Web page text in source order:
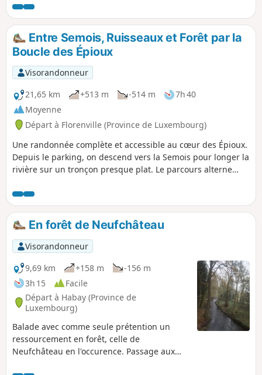
son dénivelé positif, l’itinéraire alterne montées soutenues
et passages plus roulants, offrant de beaux points de vue
sur la vallée. On croise aussi quelques sculptures insolites
en chemin, qui ajoutent une touche artistique à cette
immersion nature.
Entre Semois, Ruisseaux et Forêt par la
Boucle des Épioux
Visorandonneur
21,65 km
+513 m -514 m
7h 40
Moyenne
Départ à Florenville (Province de Luxembourg)
Une randonnée complète et accessible au cœur des Épioux.
Depuis le parking, on descend vers la Semois pour longer la
rivière sur un tronçon presque plat. Le parcours alterne
montées, notamment vers le château des Épioux et les
hauteurs boisées. On redescend vers la Semois à travers les
arbres, on suit des ruisseaux de plus en plus moussus,
avant de rejoindre la Vanne des Moines et de grimper vers
la Roche du Chat.
En forêt de Neufchâteau
Visorandonneur
9,69 km
+158 m
-156 m
3h 15
Facile
Départ à Habay (Province de
Luxembourg)
Balade avec comme seule prétention un
ressourcement en forêt, celle de
Neufchâteau en l'occurence. Passage aux